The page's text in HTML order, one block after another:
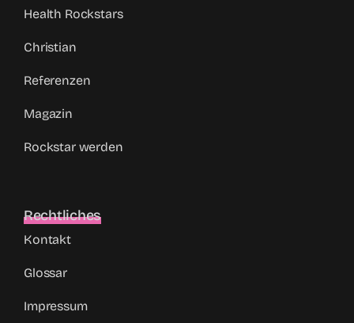
Health Rockstars
Christian
Referenzen
Magazin
Rockstar werden
Rechtliches
Kontakt
Glossar
Impressum